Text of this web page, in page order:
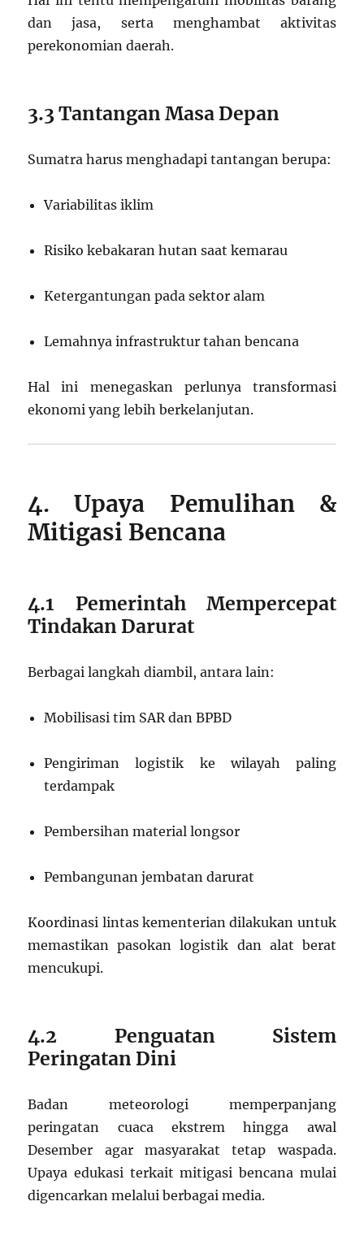
dan jasa, serta menghambat aktivitas
perekonomian daerah.
3.3 Tantangan Masa Depan
Sumatra harus menghadapi tantangan berupa:
Variabilitas iklim
Risiko kebakaran hutan saat kemarau
Ketergantungan pada sektor alam
Lemahnya infrastruktur tahan bencana
Hal ini menegaskan perlunya transformasi
ekonomi yang lebih berkelanjutan.
4. Upaya Pemulihan &
Mitigasi Bencana
4.1 Pemerintah Mempercepat
Tindakan Darurat
Berbagai langkah diambil, antara lain:
Mobilisasi tim SAR dan BPBD
Pengiriman logistik ke wilayah paling
terdampak
Pembersihan material longsor
Pembangunan jembatan darurat
Koordinasi lintas kementerian dilakukan untuk
memastikan pasokan logistik dan alat berat
mencukupi.
4.2 Penguatan Sistem
Peringatan Dini
Badan meteorologi memperpanjang
peringatan cuaca ekstrem hingga awal
Desember agar masyarakat tetap waspada.
Upaya edukasi terkait mitigasi bencana mulai
digencarkan melalui berbagai media.